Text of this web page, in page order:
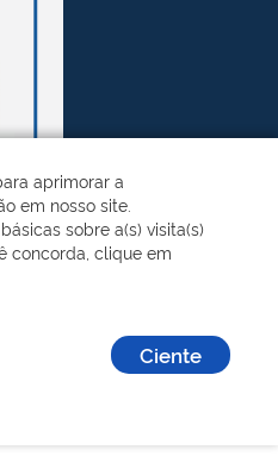
aprimorar a
em nosso site.
sobre a(s) visita(s)
concorda, clique em
Ciente